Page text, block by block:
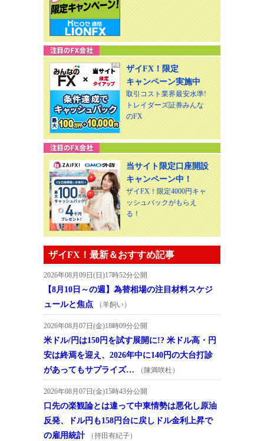
ザイFX！限定
キャンペーン実施中
取引コスト業界最安水準!
トレイダーズ証券みんな
のFX
当サイト限定口座開設
キャンペーン中！
ザイFX！限定4000円キャ
ッシュバックがもらえ
る！
ザイFX！最新＆おすすめ記事
2026年08月09日(日)17時52分公開
【8月10日～の週】為替相場の注目材料スケジ
ュールと焦点
（羊飼い）
2026年08月07日(金)18時09分公開
米ドル/円は150円を試す展開に!? 米ドル高・円
安は終焉を迎え、2026年中に140円の大台打診
があってもサプライズ…
（陳満咲杜）
2026年08月07日(金)15時43分公開
口先の楽観論とは違って中東情勢は悪化し原油
反発、ドル円も158円台に戻しドル金利上昇で
の雇用統計
（持田有紀子）